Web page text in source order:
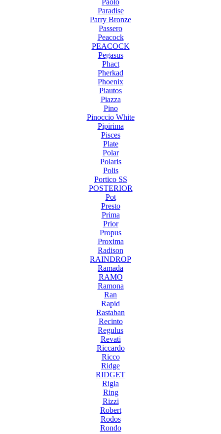
Paradise
Parry Bronze
Passero
Peacock
PEACOCK
Pegasus
Phact
Pherkad
Phoenix
Piautos
Piazza
Pino
Pinoccio White
Pipirima
Pisces
Plate
Polar
Polaris
Polis
Portico SS
POSTERIOR
Pot
Presto
Prima
Prior
Propus
Proxima
Radison
RAINDROP
Ramada
RAMO
Ramona
Ran
Rapid
Rastaban
Recinto
Regulus
Revati
Riccardo
Ricco
Ridge
RIDGET
Rigla
Ring
Rizzi
Robert
Rodos
Rondo